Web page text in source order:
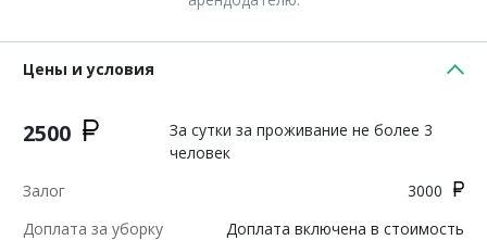
Цены и условия
2500
За сутки за проживание не более 3
человек
Залог
3000
Доплата за уборку
Доплата включена в стоимость